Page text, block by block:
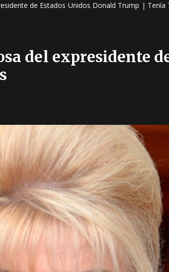
de Estados Unidos Donald Trump | Tenía
del expresidente